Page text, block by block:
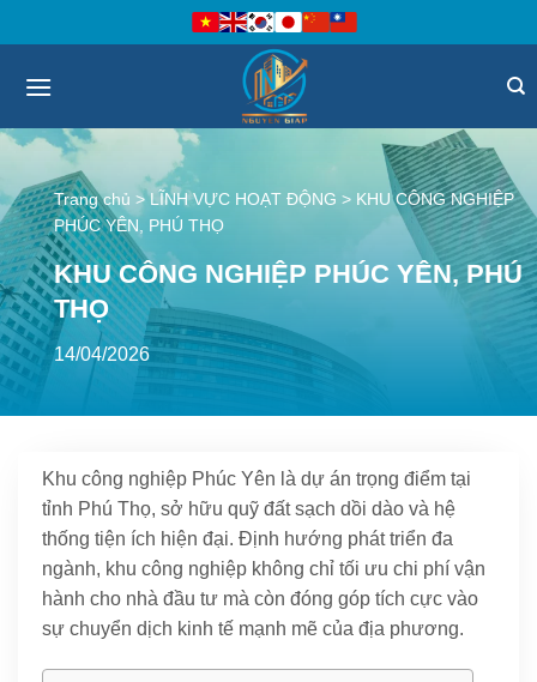
qua
Trang chủ >LĨNH VỰC HOẠT ĐỘNG > KHU CÔNG NGHIỆP
PHÚC YÊN, PHÚ THỌ
KHU CÔNG NGHIỆP PHÚC YÊN, PHÚ
THỌ
14/04/2026
Khu công nghiệp Phúc Yên là dự án trọng điểm tại
tỉnh Phú Thọ, sở hữu quỹ đất sạch dồi dào và hệ
thống tiện ích hiện đại. Định hướng phát triển đa
ngành, khu công nghiệp không chỉ tối ưu chi phí vận
hành cho nhà đầu tư mà còn đóng góp tích cực vào
sự chuyển dịch kinh tế mạnh mẽ của địa phương.